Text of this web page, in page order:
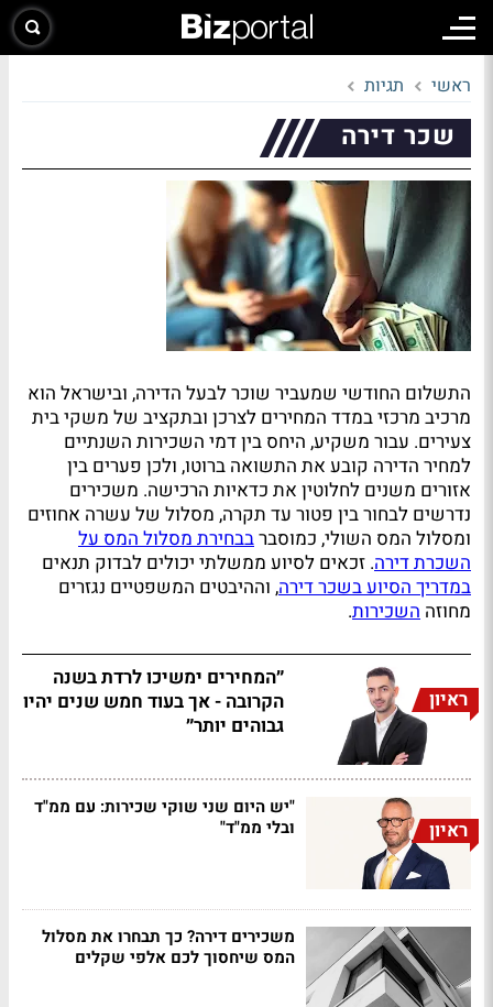
ראשי תגיות
שכר דירה
התשלום החודשי שמעביר שוכר לבעל הדירה, ובישראל הוא
מרכיב מרכזי במדד המחירים לצרכן ובתקציב של משקי בית
צעירים. עבור משקיע, היחס בין דמי השכירות השנתיים
למחיר הדירה קובע את התשואה ברוטו, ולכן פערים בין
אזורים משנים לחלוטין את כדאיות הרכישה. משכירים
נדרשים לבחור בין פטור עד תקרה, מסלול של עשרה אחוזים
ומסלול המס השולי, כמוסברבבחירת מסלול המס על
השכרת דירה. זכאים לסיוע ממשלתי יכולים לבדוק תנאים
במדריך הסיוע בשכר דירה, וההיבטים המשפטיים נגזרים
מחוזה השכירות.
ראיון
״המחירים ימשיכו לרדת בשנה
הקרובה - אך בעוד חמש שנים יהיו
גבוהים יותר״
ראיון
"יש היום שני שוקי שכירות: עם ממ"ד
ובלי ממ"ד"
משכירים דירה? כך תבחרו את מסלול
המס שיחסוך לכם אלפי שקלים